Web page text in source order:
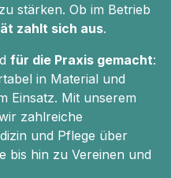
stärken. Ob im Betrieb
zahlt sich aus.
für die Praxis gemacht:
in Material und
Einsatz. Mit unserem
zahlreiche
und Pflege über
bis hin zu Vereinen und